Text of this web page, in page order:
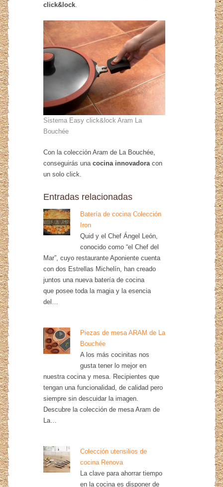
click&lock
Sistema Easy click&lock Aram La
Bouchée
Con la colección Aram de La Bouchée,
conseguirás unacocina innovadora con
un solo click.
Entradas relacionadas
Batería de cocina Colección
Iron
Quid y el Chef Ángel León,
conocido como “el Chef del
Mar”, cuyo restaurante Aponiente cuenta
con dos Estrellas Michelín, han creado
juntos una nueva batería de cocina
que posee toda la magia y la esencia
del…
Piezas de mesa ARAM de La
Bouchée
A los más cocinitas nos
gusta tener lo mejor en
nuestra cocina y mesa. Recipientes que
tengan una funcionalidad, de calidad pero
siempre sin descuidar la imagen.
Descubre la colección de mesa Aram de
La…
Colección utensilios de
cocina Renova
La clave para ahorrar tiempo
en la cocina es disponer de